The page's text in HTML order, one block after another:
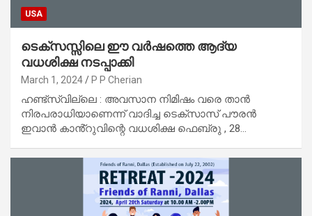
USA
ടെക്സസ്സിലെ ഈ വർഷത്തെ ആദ്യ
വധശിക്ഷ നടപ്പാക്കി
March 1, 2024 P P Cherian
ഹണ്ട്‌സ്‌വില്ലെ : അവസാന നിമിഷം വരെ താൻ
നിരപരാധിയാണെന്ന് വാദിച്ച ടെക്‌സാസ് പൗരൻ
ഇവാൻ കാൻ്റുവിന്റെ വധശിക്ഷ ഫെബ്രു , 28…